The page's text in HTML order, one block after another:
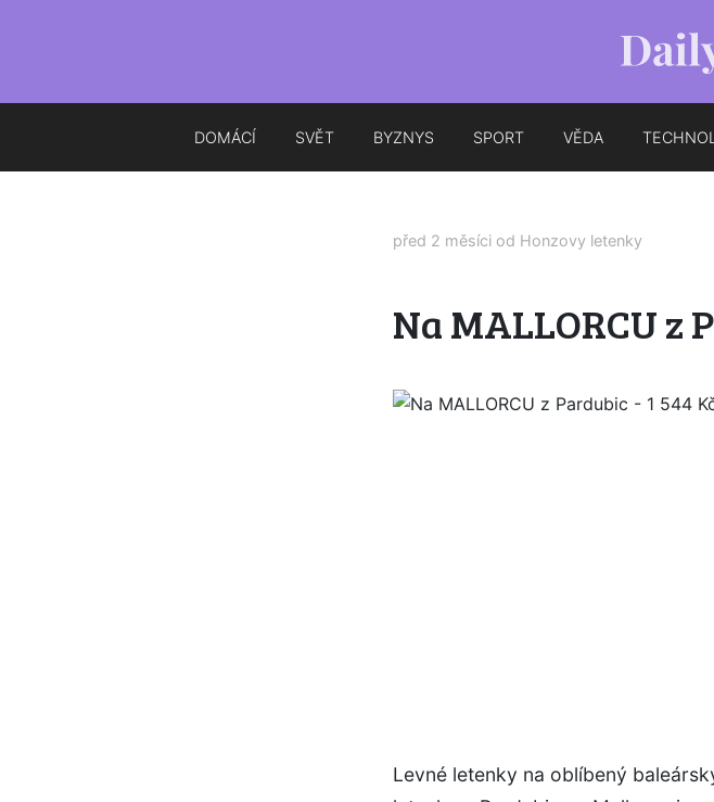
DOMÁCÍ SVĚT BYZNYS SPORT VĚDA
před 2 měsíci od Honzovy letenky
Na MALLORCU z
Levné letenky na oblíbený